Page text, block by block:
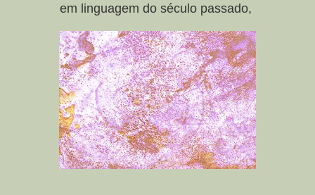
em linguagem do século passado,